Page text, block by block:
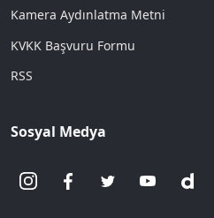
Kamera Aydınlatma Metni
KVKK Başvuru Formu
RSS
Sosyal Medya